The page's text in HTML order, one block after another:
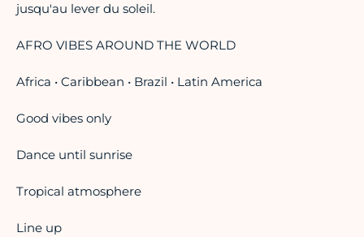
jusqu'au lever du soleil.
AFRO VIBES AROUND THE WORLD
Africa • Caribbean • Brazil • Latin America
Good vibes only
Dance until sunrise
Tropical atmosphere
Line up